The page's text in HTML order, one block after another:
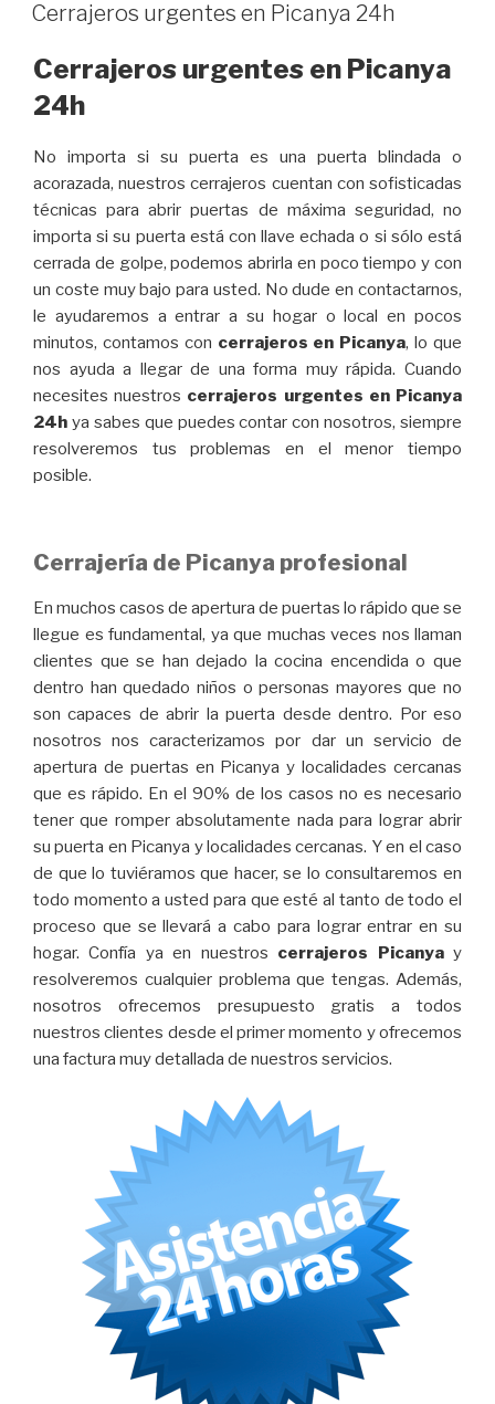
EL
Cerrajeros urgentes en Picanya 24h
Cerrajeros urgentes en Picanya
24h
No importa si su puerta es una puerta blindada o
acorazada, nuestroscerrajeros cuentan con sofisticadas
técnicas para abrir puertas de máxima seguridad, no
importa si su puerta está con llave echada o si sólo está
cerrada de golpe,podemos abrirla en poco tiempo y con
un coste muy bajo para usted. No dude en contactarnos,
le ayudaremos a entrar a su hogar o local en pocos
minutos, contamos con cerrajeros en Picanya, lo que
nos ayuda a llegar de una forma muy rápida. Cuando
necesites nuestros cerrajeros urgentes en Picanya
24h ya sabes que puedes contar con nosotros, siempre
resolveremos tus problemas en el menor tiempo
posible.
Cerrajería de Picanya profesional
En muchos casos de apertura de puertas lo rápido que se
llegue es fundamental, ya que muchas veces nos llaman
clientes que se han dejado la cocina encendida o que
dentro han quedado niños o personas mayores que no
son capaces de abrir la puerta desde dentro. Por eso
nosotros nos caracterizamos por dar un servicio de
apertura de puertas en Picanya y localidades cercanas
que es rápido. En el 90% de los casos no es necesario
tener que romper absolutamente nada para lograr abrir
su puerta en Picanya y localidades cercanas. Y en el caso
de que lo tuviéramos que hacer, se lo consultaremos en
todo momento a usted para que esté al tanto de todo el
proceso que se llevará a cabo para lograr entrar en su
hogar. Confía ya en nuestros cerrajeros Picanyay
resolveremos cualquier problema que tengas. Además,
nosotros ofrecemos presupuesto gratis a todos
nuestros clientes desde el primer momento y ofrecemos
una factura muy detallada de nuestros servicios.